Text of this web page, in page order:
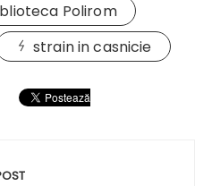
Polirom
strain in casnicie